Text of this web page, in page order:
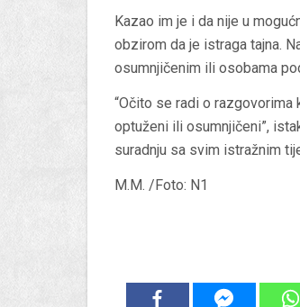
Kazao im je i da nije u
obzirom da je istraga tajna.
osumnjičenim ili osobama
“Očito se radi o razgovorima
optuženi ili osumnjičeni”,
suradnju sa svim istražnim
M.M. /Foto: N1